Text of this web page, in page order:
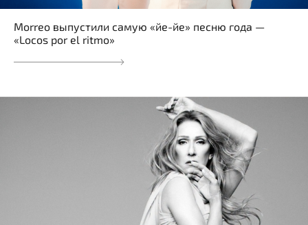
Morreo выпустили самую «йе-йе» песню года —
«Locos por el ritmo»